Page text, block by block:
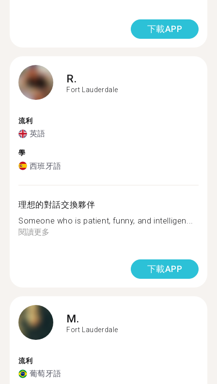
下載APP
R.
Fort Lauderdale
流利
英語
學
西班牙語
理想的對話交換夥伴
Someone who is patient, funny, and intelligen...
閱讀更多
下載APP
M.
Fort Lauderdale
流利
葡萄牙語